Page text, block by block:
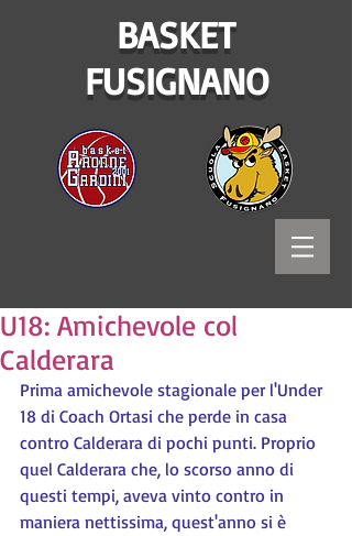
BASKET
FUSIGNANO
U18: Amichevole col
Calderara
Prima amichevole stagionale per l'Under
18 di Coach Ortasi che perde in casa
contro Calderara di pochi punti. Proprio
quel Calderara che, lo scorso anno di
questi tempi, aveva vinto contro in
maniera nettissima, quest'anno si è